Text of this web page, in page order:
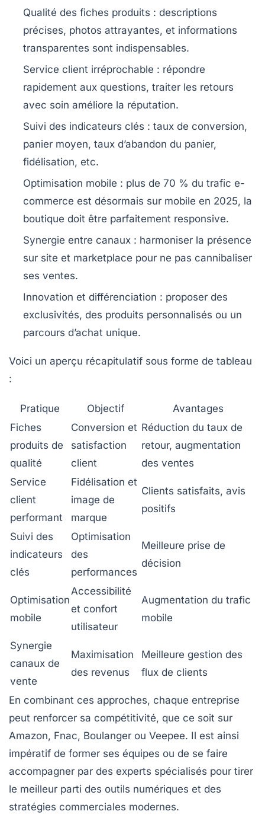
Qualité des fiches produits : descriptions
précises, photos attrayantes, et informations
transparentes sont indispensables.
Service client irréprochable : répondre
rapidement aux questions, traiter les retours
avec soin améliore la réputation.
Suivi des indicateurs clés : taux de conversion,
panier moyen, taux d’abandon du panier,
fidélisation, etc.
Optimisation mobile : plus de 70 % du trafic e-
commerce est désormais sur mobile en 2025, la
boutique doit être parfaitement responsive.
Synergie entre canaux : harmoniser la présence
sur site et marketplace pour ne pas cannibaliser
ses ventes.
Innovation et différenciation : proposer des
exclusivités, des produits personnalisés ou un
parcours d’achat unique.
Voici un aperçu récapitulatif sous forme de tableau
:
Pratique Objectif
Avantages
Fiches
produits de
qualité
Conversion et
satisfaction
client
Réduction du taux de
retour, augmentation
des ventes
Service
client
performant
Fidélisation et
image de
marque
Clients satisfaits, avis
positifs
Suivi des
indicateurs
clés
Optimisation
des
performances
Meilleure prise de
décision
Optimisation
mobile
Accessibilité
et confort
utilisateur
Augmentation du trafic
mobile
Synergie
canaux de
vente
Maximisation
des revenus
Meilleure gestion des
flux de clients
En combinant ces approches, chaque entreprise
peut renforcer sa compétitivité, que ce soit sur
Amazon, Fnac, Boulanger ou Veepee. Il est ainsi
impératif de former ses équipes ou de se faire
accompagner par des experts spécialisés pour tirer
le meilleur parti des outils numériques et des
stratégies commerciales modernes.